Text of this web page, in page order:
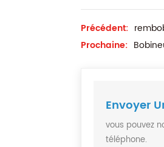
Précédent:
Prochaine:
Envoyer
vous pouvez
téléphone.